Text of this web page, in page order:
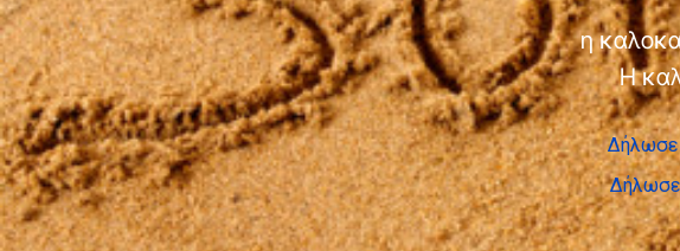
η
Η
Δήλωσε
Δήλωσε